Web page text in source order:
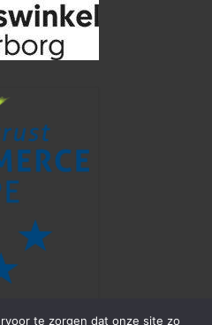
te zorgen dat onze site zo